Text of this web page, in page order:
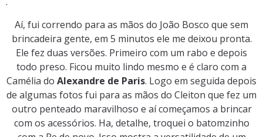
Aí, fui correndo para as mãos do João Bosco que sem
brincadeira gente, em 5 minutos ele me deixou pronta.
Ele fez duas versões. Primeiro com um rabo e depois
todo preso. Ficou muito lindo mesmo e é claro com a
Camélia do Alexandre de Paris. Logo em seguida depois
de algumas fotos fui para as mãos do Cleiton que fez um
outro penteado maravilhoso e aí começamos a brincar
com os acessórios. Ha, detalhe, troquei o batomzinho